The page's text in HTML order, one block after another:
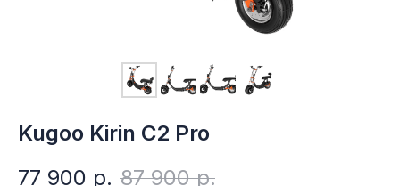
Kugoo Kirin С2 Pro
77 900 р. 87 900 р.